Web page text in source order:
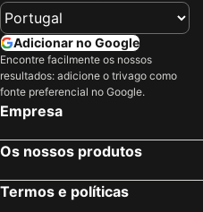
Hotel Eolo
Hoposa Hotel Daina
Hotel Capri
Bahia
Hoposa Bahia
Hoposa Montelin
Illa Dor & Club - Club
Adicionar no Google
Encontre facilmente os nossos
resultados: adicione o trivago como
fonte preferencial no Google.
Empresa
Os nossos produtos
Termos e políticas